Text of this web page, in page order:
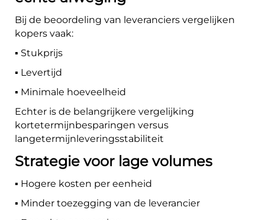
Bij de beoordeling van leveranciers vergelijken
kopers vaak:
▪️ Stukprijs
▪️ Levertijd
▪️ Minimale hoeveelheid
Echter is de belangrijkere vergelijking
kortetermijnbesparingen versus
langetermijnleveringsstabiliteit
Strategie voor lage volumes
▪️ Hogere kosten per eenheid
▪️ Minder toezegging van de leverancier